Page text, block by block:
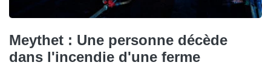
Meythet : Une personne décède
dans l'incendie d'une ferme